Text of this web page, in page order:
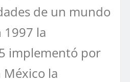
de un mundo
1997 la
implementó por
México la